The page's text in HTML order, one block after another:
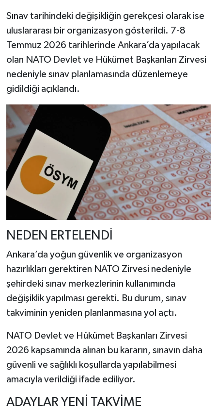
Sınav tarihindeki değişikliğin gerekçesi olarak ise
uluslararası bir organizasyon gösterildi. 7-8
Temmuz 2026 tarihlerinde Ankara’da yapılacak
olan NATO Devlet ve Hükümet Başkanları Zirvesi
nedeniyle sınav planlamasında düzenlemeye
gidildiği açıklandı.
NEDEN ERTELENDİ
Ankara’da yoğun güvenlik ve organizasyon
hazırlıkları gerektiren NATO Zirvesi nedeniyle
şehirdeki sınav merkezlerinin kullanımında
değişiklik yapılması gerekti. Bu durum, sınav
takviminin yeniden planlanmasına yol açtı.
NATO Devlet ve Hükümet Başkanları Zirvesi
2026 kapsamında alınan bu kararın, sınavın daha
güvenli ve sağlıklı koşullarda yapılabilmesi
amacıyla verildiği ifade ediliyor.
ADAYLAR YENİ TAKVİME